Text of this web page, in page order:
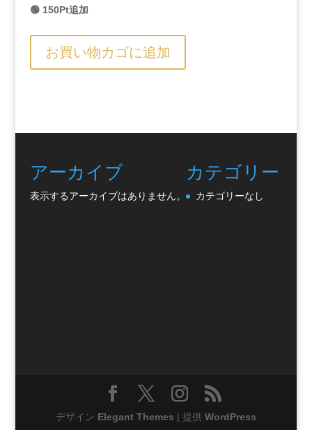
🟢 150Pt追加
お買い物カゴに追加
アーカイブ
表示するアーカイブはありません。
カテゴリー
カテゴリーなし
デザイン Elegant Themes | 提供 WordPress